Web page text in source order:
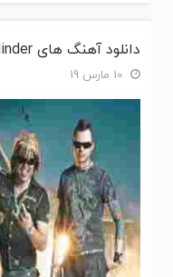
دانلود آهنگ های Hinder | Hinder